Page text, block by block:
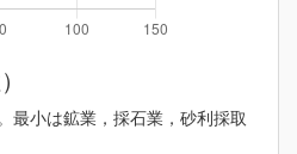
最小は鉱業，採石業，砂利採取